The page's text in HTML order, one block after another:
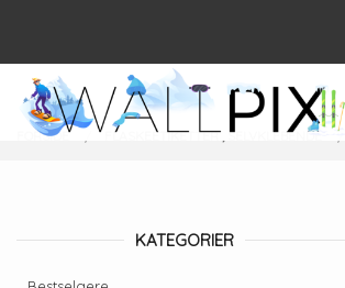
innholdet
PRODUKTER
FORSIDE FLASKEETIKETTER , SELVKLEBENDE
KATEGORIER